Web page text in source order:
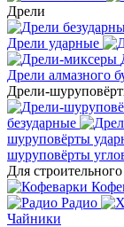
Дрели
Дрели ударные
Дрели алмазного
Дрели-
безударные
шуруповёрты
шуруповёрты
Для
Радио
Чайники